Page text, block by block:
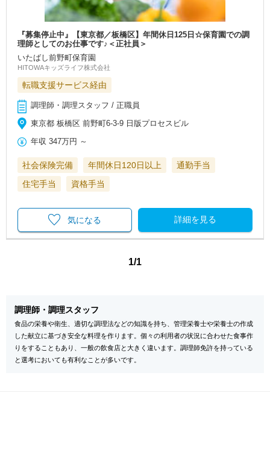
『募集停止中』【東京都／板橋区】年間休日125日☆保育園での調
理師としてのお仕事です♪＜正社員＞
いたばし前野町保育園
HITOWAキッズライフ株式会社
転職支援サービス経由
調理師・調理スタッフ / 正職員
東京都 板橋区 前野町6-3-9 日版プロセスビル
年収 347万円 ～
社会保険完備 年間休日120日以上
通勤手当
住宅手当
資格手当
詳細を見る
気になる
1/1
調理師・調理スタッフ
食品の栄養や衛生、適切な調理法などの知識を持ち、管理栄養士や栄養士の作成
した献立に基づき安全な料理を作ります。個々の利用者の状況に合わせた食事作
りをすることもあり、一般の飲食店と大きく違います。調理師免許を持っている
と選考においても有利なことが多いです。